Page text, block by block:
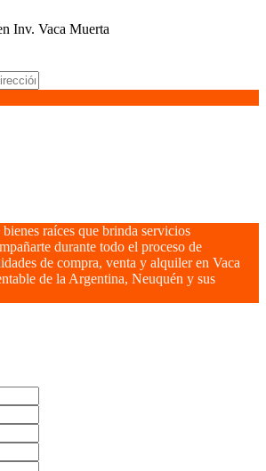
Inv. Vaca Muerta
raíces que brinda servicios
durante todo el proceso de
de compra, venta y alquiler en Vaca
de la Argentina, Neuquén y sus